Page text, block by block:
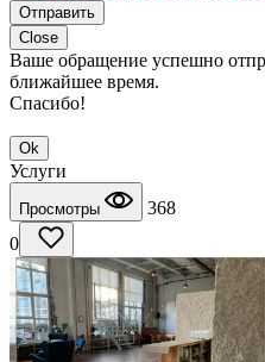
Отправить
Close
Ваше обращение успешно
ближайшее время.
Спасибо!
Ok
Услуги
Просмотры
368
0